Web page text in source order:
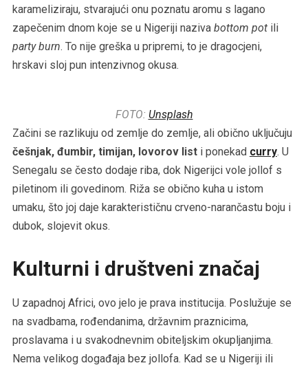
karameliziraju, stvarajući onu poznatu aromu s lagano
zapečenim dnom koje se u Nigeriji naziva bottom potili
party burn. To nije greška u pripremi, to je dragocjeni,
hrskavi sloj pun intenzivnog okusa.
FOTO: Unsplash
Začini se razlikuju od zemlje do zemlje, ali obično uključuju
češnjak, đumbir, timijan, lovorov listi ponekad curry. U
Senegalu se često dodaje riba, dok Nigerijci vole jollof s
piletinom ili govedinom. Riža se obično kuha u istom
umaku, što joj daje karakterističnu crveno-narančastu boju i
dubok, slojevit okus.
Kulturni i društveni značaj
U zapadnoj Africi, ovo jelo je prava institucija. Poslužuje se
na svadbama, rođendanima, državnim praznicima,
proslavama i u svakodnevnim obiteljskim okupljanjima.
Nema velikog događaja bez jollofa. Kad se u Nigeriji ili